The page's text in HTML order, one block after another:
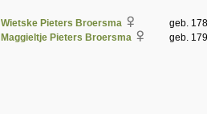
Wietske Pieters Broersma
geb.
Maggieltje Pieters Broersma
geb.